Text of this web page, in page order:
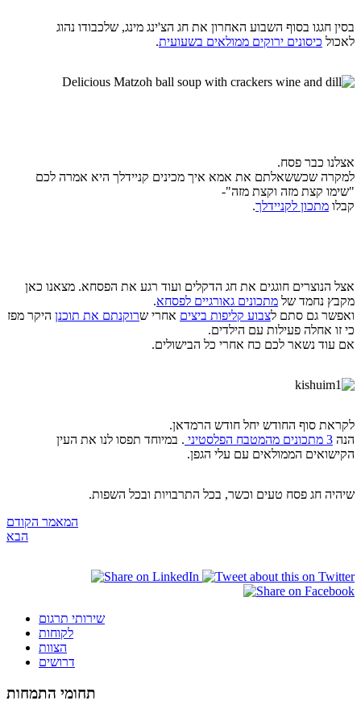
בסין חגגו בסוף השבוע האחרון את חג הצ'ינג מינג, שלכבודו נהוג
לאכול כיסונים ירוקים ממולאים בשעועית.
אצלנו כבר פסח.
למקרה שכששאלתם את אמא איך מכינים קניידלך היא אמרה לכם
"שימו קצת מזה וקצת מזה"-
קבלו מתכון לקניידלך.
אצל הנוצרים חוגגים את חג הדקלים ועוד רגע את הפסחא. מצאנו כאן
מקבץ נחמד של מתכונים גאורגיים לפסחא.
ואפשר גם סתם לצבוע קליפות ביצים אחרי שרוקנתם את תוכנן היקר מפז
כי זו אחלה פעילות עם הילדים.
אם עוד נשאר לכם כח אחרי כל הבישולים.
לקראת סוף החודש יחל חודש הרמדאן.
הנה 3 מתכונים מהמטבח הפלסטיני
. במיוחד תפסו לנו את העין
הקישואים הממולאים עם עלי הגפן.
שיהיה חג פסח טעים וכשר, בכל התרבויות ובכל השפות.
המאמר הקודם
הבא
שירותי תרגום
לקוחות
הצוות
דרושים
תחומי התמחות